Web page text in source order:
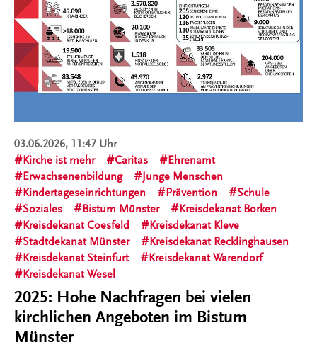
03.06.2026, 11:47 Uhr
Kirche ist mehr
Caritas
Ehrenamt
Erwachsenenbildung
Junge Menschen
Kindertageseinrichtungen
Prävention
Schule
Soziales
Bistum Münster
Kreisdekanat Borken
Kreisdekanat Coesfeld
Kreisdekanat Kleve
Stadtdekanat Münster
Kreisdekanat Recklinghausen
Kreisdekanat Steinfurt
Kreisdekanat Warendorf
Kreisdekanat Wesel
2025: Hohe Nachfragen bei vielen
kirchlichen Angeboten im Bistum
Münster